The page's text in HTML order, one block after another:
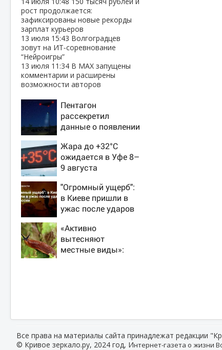
рост продолжается:
зафиксированы новые рекорды
зарплат курьеров
13 июля 15:43 Волгоградцев
зовут на ИТ‑соревнование
“Нейроигры”
13 июля 11:34 В МАХ запущены
комментарии и расширены
возможности авторов
Пентагон
рассекретил
данные о появлении
Востоке
Жара до +32°C
ожидается в Уфе 8–
9 августа
"Огромный ущерб":
в Киеве пришли в
ужас после ударов
«Активно
вытесняют
местные виды»:
Все права на материалы сайта принадлежат редакции
© Кривое зеркало.ру, 2024 год, Интернет-газета о жизни